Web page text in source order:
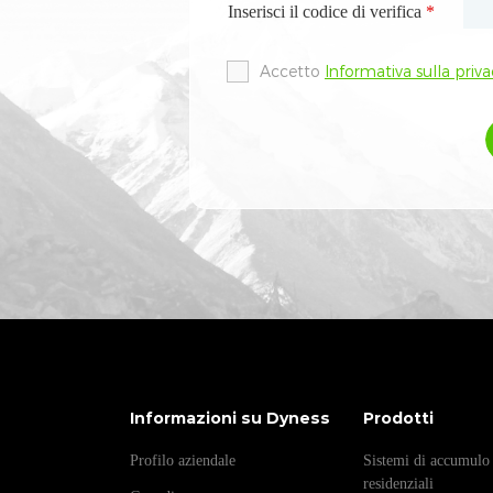
Inserisci il codice di verifica *
Accetto Informativa sulla
Inserisci il codice di verifica *
Accetto Informativa sulla
Informazioni su Dyness
Profilo aziendale
Prodotti
Sistemi di
residenziali